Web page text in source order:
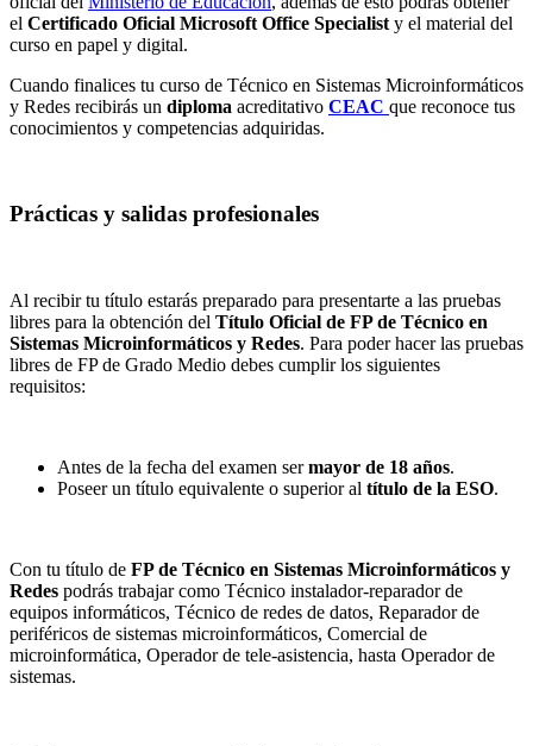
el Certificado Oficial Microsoft Office Specialist y el material del
curso en papel y digital.
Cuando finalices tu curso de Técnico en Sistemas Microinformáticos
y Redes recibirás un diploma acreditativo CEAC que reconoce tus
conocimientos y competencias adquiridas.
Prácticas y salidas profesionales
Al recibir tu título estarás preparado para presentarte a las pruebas
libres para la obtención del Título Oficial de FP de Técnico en
Sistemas Microinformáticos y Redes. Para poder hacer las pruebas
libres de FP de Grado Medio debes cumplir los siguientes
requisitos:
Antes de la fecha del examen sermayor de 18 años.
Poseer un título equivalente o superior al título de la ESO.
Con tu título de FP de Técnico en Sistemas Microinformáticos y
Redes podrás trabajar como Técnico instalador-reparador de
equipos informáticos, Técnico de redes de datos, Reparador de
periféricos de sistemas microinformáticos, Comercial de
microinformática, Operador de tele-asistencia, hasta Operador de
sistemas.